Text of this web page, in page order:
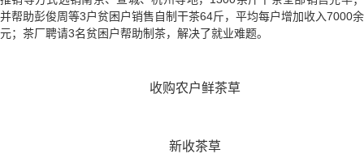
并帮助彭俊周等3户贫困户销售自制干茶64斤，平均每户增加收入7000余
元；茶厂聘请3名贫困户帮助制茶，解决了就业难题。
收购农户鲜茶草
新收茶草